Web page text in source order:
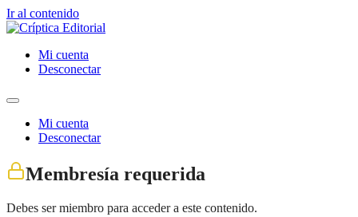
Ir al contenido
Mi cuenta
Desconectar
Mi cuenta
Desconectar
Membresía requerida
Debes ser miembro para acceder a este contenido.